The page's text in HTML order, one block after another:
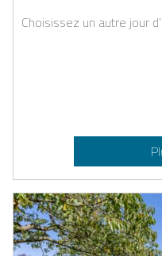
Choisissez un autre jour